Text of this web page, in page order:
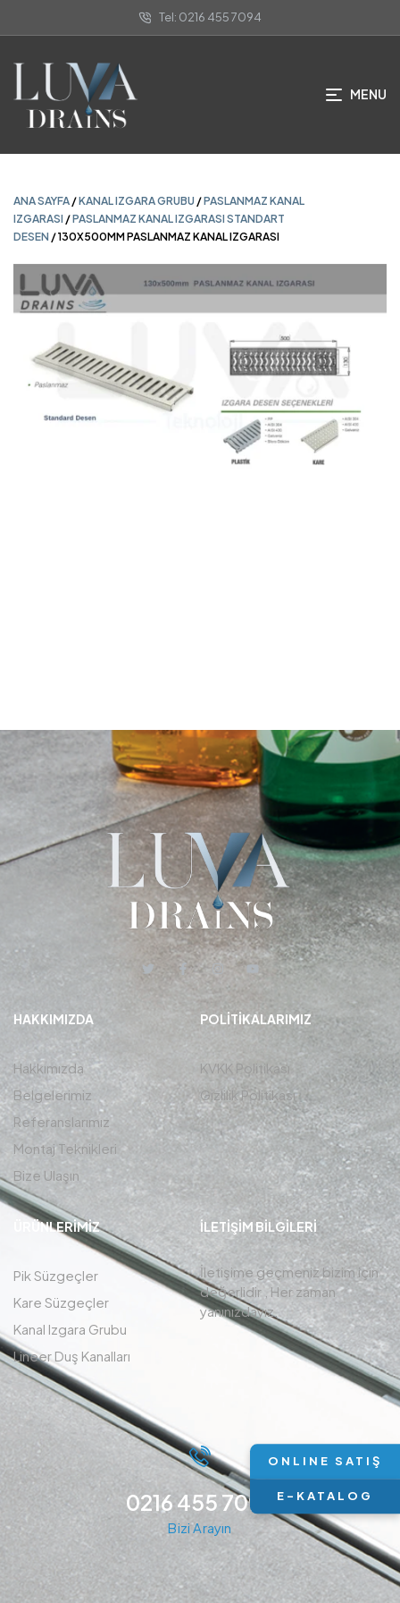
Tel: 0216 455 7094
MENU
ANA SAYFA/KANAL IZGARA GRUBU/PASLANMAZ KANAL
/ 130X500MM PASLANMAZ KANAL IZGARASI
ANA SAYFA /KANAL IZGARA GRUBU /PASLANMAZ KANAL
IZGARASI /PASLANMAZ KANAL IZGARASI STANDART
DESEN / 130X500MM PASLANMAZ KANAL IZGARASI
HAKKIMIZDA
Hakkımızda
Belgelerimiz
Referanslarımız
Montaj Teknikleri
Bize Ulaşın
POLITIKALARIMIZ
KVKK Politikası
Gizlilik Politikası
ÜRÜNLERIMIZ
Pik Süzgeçler
Kare Süzgeçler
Kanal Izgara Grubu
Lineer Duş Kanalları
İLETIŞIM BİLGİLERİ
İletişime geçmeniz bizim için
değerlidir , Her zaman
yanınızdayız.
0216 455 7094
Bizi Arayın
ONLINE SATIŞ
E-KATALOG